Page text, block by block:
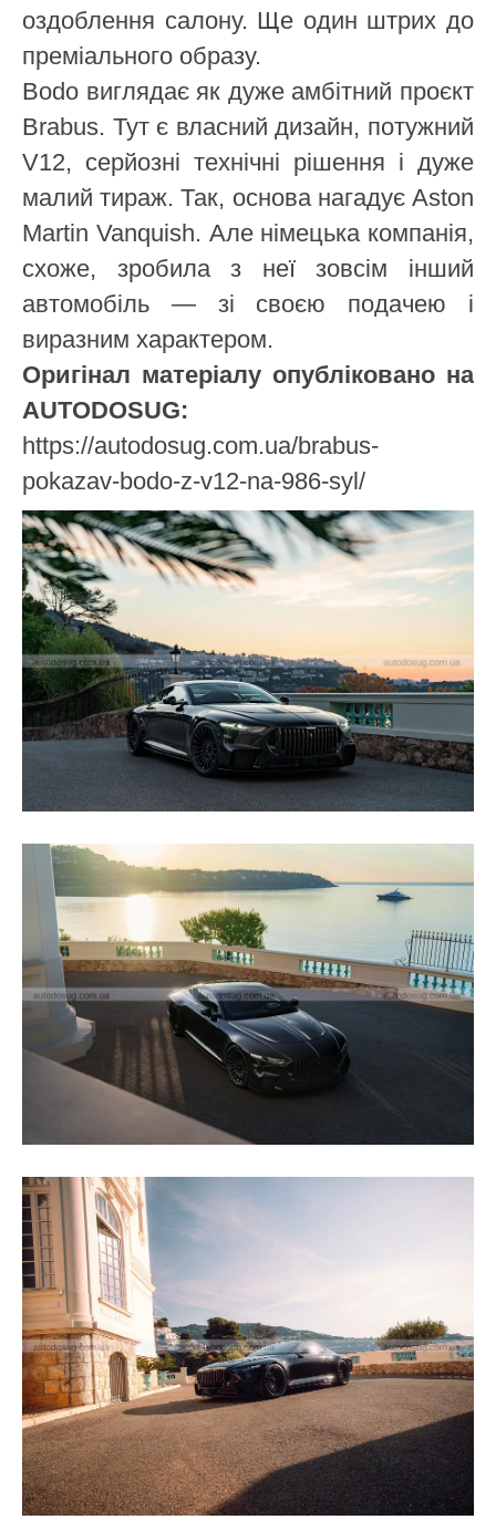
оздоблення салону. Ще один штрих до
преміального образу.
Bodo виглядає як дуже амбітний проєкт
Brabus. Тут є власний дизайн, потужний
V12, серйозні технічні рішення і дуже
малий тираж. Так, основа нагадує Aston
Martin Vanquish. Але німецька компанія,
схоже, зробила з неї зовсім інший
автомобіль — зі своєю подачею і
виразним характером.
Оригінал матеріалу опубліковано на
AUTODOSUG:
https://autodosug.com.ua/brabus-
pokazav-bodo-z-v12-na-986-syl/